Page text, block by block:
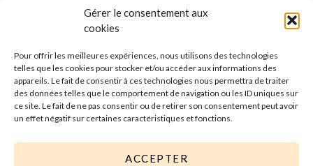
Gérer le consentement aux
cookies
Pour offrir les meilleures expériences, nous utilisons des technologies
telles que les cookies pour stocker et/ou accéder aux informations des
appareils. Le fait de consentir à ces technologies nous permettra de traiter
des données telles que le comportement de navigation ou les ID uniques sur
ce site. Le fait de ne pas consentir ou de retirer son consentement peut avoir
un effet négatif sur certaines caractéristiques et fonctions.
ACCEPTER
Nous gardons vos données privées et ne les
partageons qu’avec les tierces parties qui rendent ce
service possible. Lire notre politique de confidentialité
pour plus d’informations.